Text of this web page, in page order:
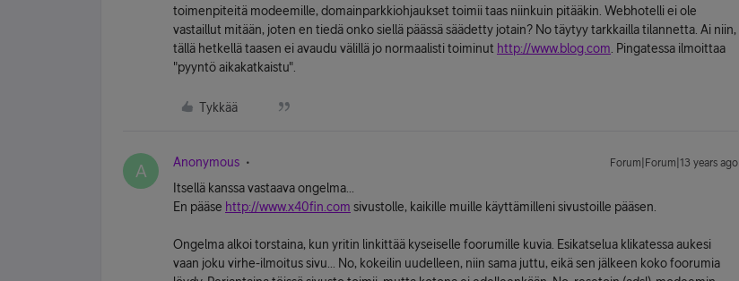
toimenpiteitä modeemille, domainparkkiohjaukset toimii taas niinkuin pitääkin. Webhotelli ei ole
vastaillut mitään, joten en tiedä onko siellä päässä säädetty jotain? No täytyy tarkkailla tilannetta. Ai niin,
tällä hetkellä taasen ei avaudu välillä jo normaalisti toiminut http://www.blog.com . Pingatessa ilmoittaa
"pyyntö aikakatkaistu".
Tykkää
A Anonymous Forum|Forum|13 years ago
Itsellä kanssa vastaava ongelma...
En pääse http://www.x40fin.com sivustolle, kaikille muille käyttämilleni sivustoille pääsen.
Ongelma alkoi torstaina, kun yritin linkittää kyseiselle foorumille kuvia. Esikatselua klikatessa aukesi
vaan joku virhe-ilmoitus sivu... No, kokeilin uudelleen, niin sama juttu, eikä sen jälkeen koko foorumia